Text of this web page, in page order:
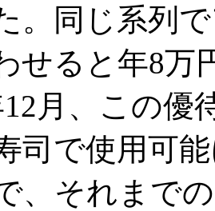
。同じ系列
せると年8万
月、この優
司で使用可
、それまで